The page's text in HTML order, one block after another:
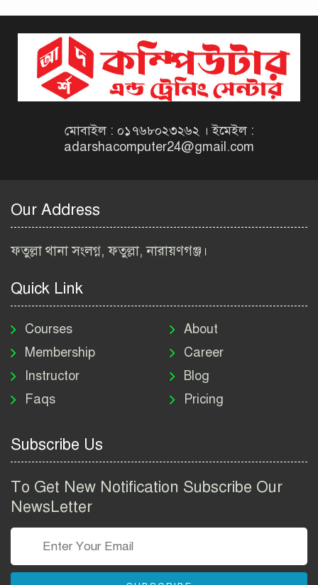
বিজ্ঞপ্তি ২০২৬ | Taxes Zone
Dinajpur Job Circular 2026
বেসরকারি সংস্থা সেতু (SETU)
Job Circular 2026
২০২৬ | BIWTA Job Circular
নিয়োগ বিজ্ঞপ্তি ২০২৬ | DNC
Job Circular 2026
পাসপোর্ট করতে কি কি লাগে
২০২৬ | ই-পাসপোর্ট আবেদন ও
Group Job Circular 2026
তথ্য অধিদপ্তর নিয়োগ বিজ্ঞপ্তি
মোবাইল : ০১৭৬৮০২৩২৬২ । ইমেইল :
adarshacomputer24@gmail.com
Our Address
ফতুল্লা থানা সংলগ্ন, ফতুল্লা, নারায়ণগঞ্জ।
Quick Link
Courses
Membership
Instructor
Faqs
About
Career
Blog
Pricing
Subscribe Us
To Get New Notification Subscribe Our
NewsLetter